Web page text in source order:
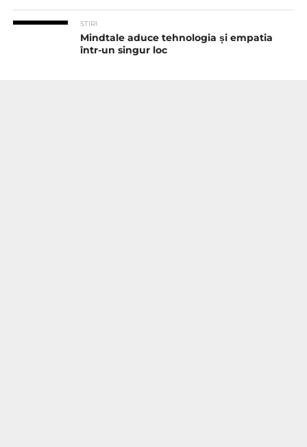
STIRI
Mindtale aduce tehnologia și empatia
într-un singur loc